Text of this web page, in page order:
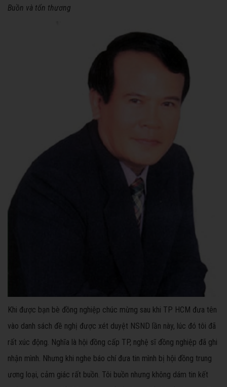
Buồn và tổn thương
Khi được bạn bè đồng nghiệp chúc mừng sau khi TP HCM đưa tên
vào danh sách đề nghị được xét duyệt NSND lần này, lúc đó tôi đã
rất xúc động. Nghĩa là hội đồng cấp TP, nghệ sĩ đồng nghiệp đã ghi
nhận mình. Nhưng khi nghe báo chí đưa tin mình bị hội đồng trung
ương loại, cảm giác rất buồn. Tôi buồn nhưng không dám tin kết